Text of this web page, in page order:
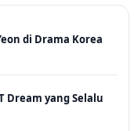
di Drama Korea
Dream yang Selalu